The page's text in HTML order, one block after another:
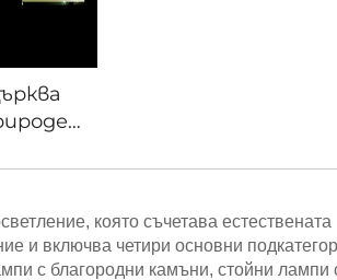
която съчетава естествената
и включва четири основни
с благородни камъни, стойни лампи